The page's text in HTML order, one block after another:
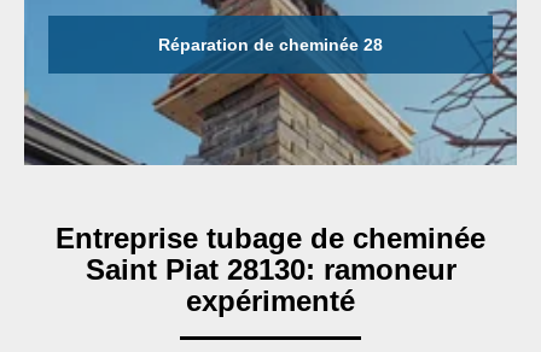
Réparation de cheminée 28
Entreprise tubage de cheminée
Saint Piat 28130: ramoneur
expérimenté